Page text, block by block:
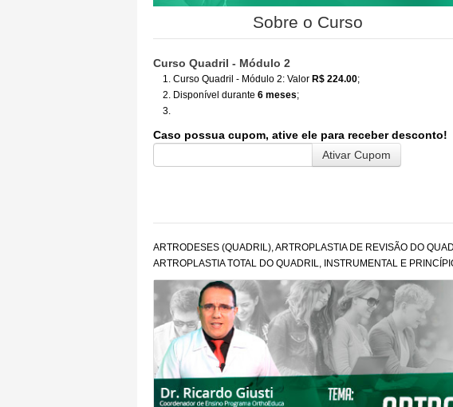
Sobre o Curso
Curso Quadril - Módulo 2
Curso Quadril - Módulo 2: Valor R$ 224.00;
Disponível durante 6 meses;
Caso possua cupom, ative ele para receber desconto!
ARTRODESES (QUADRIL), ARTROPLASTIA DE REVISÃO DO
ARTROPLASTIA TOTAL DO QUADRIL, INSTRUMENTAL E